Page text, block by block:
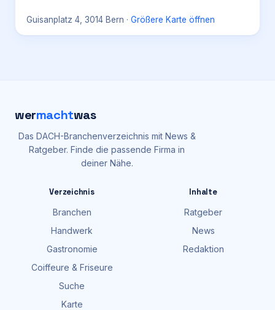
Guisanplatz 4, 3014 Bern · Größere Karte öffnen
wermachtwas
Das DACH-Branchenverzeichnis mit News &
Ratgeber. Finde die passende Firma in
deiner Nähe.
Verzeichnis
Branchen
Handwerk
Gastronomie
Coiffeure & Friseure
Suche
Karte
Inhalte
Ratgeber
News
Redaktion